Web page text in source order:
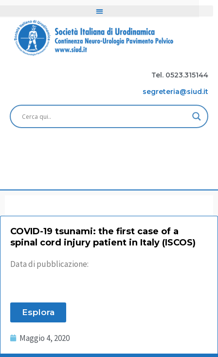
Tel. 0523.315144
segreteria@siud.it
COVID-19 tsunami: the first case of a
spinal cord injury patient in Italy (ISCOS)
Data di pubblicazione:
Esplora
Maggio 4, 2020